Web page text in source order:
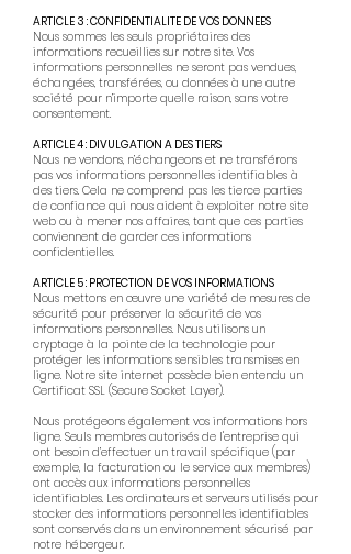
ARTICLE 3 : CONFIDENTIALITE DE VOS DONNEES
Nous sommes les seuls propriétaires des
informations recueillies sur notre site. Vos
informations personnelles ne seront pas vendues,
échangées, transférées, ou données à une autre
société pour n’importe quelle raison, sans votre
consentement.​
ARTICLE 4 : DIVULGATION A DES TIERS
Nous ne vendons, n’échangeons et ne transférons
pas vos informations personnelles identifiables à
des tiers. Cela ne comprend pas les tierce parties
de confiance qui nous aident à exploiter notre site
web ou à mener nos affaires, tant que ces parties
conviennent de garder ces informations
confidentielles.​
ARTICLE 5 : PROTECTION DE VOS INFORMATIONS
Nous mettons en œuvre une variété de mesures de
sécurité pour préserver la sécurité de vos
informations personnelles. Nous utilisons un
cryptage à la pointe de la technologie pour
protéger les informations sensibles transmises en
ligne. Notre site internet possède bien entendu un
Certificat SSL (Secure Socket Layer).
Nous protégeons également vos informations hors
ligne. Seuls membres autorisés de l'entreprise qui
ont besoin d’effectuer un travail spécifique (par
exemple, la facturation ou le service aux membres)
ont accès aux informations personnelles
identifiables. Les ordinateurs et serveurs utilisés pour
stocker des informations personnelles identifiables
sont conservés dans un environnement sécurisé par
notre hébergeur.​